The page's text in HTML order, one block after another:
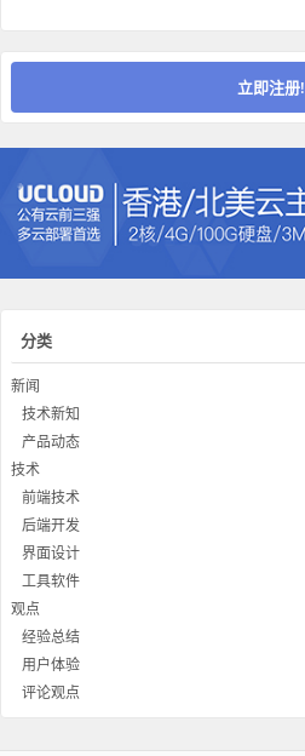
立即注册!
分类
新闻
技术新知
产品动态
技术
前端技术
后端开发
界面设计
工具软件
观点
经验总结
用户体验
评论观点